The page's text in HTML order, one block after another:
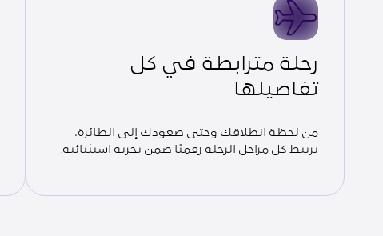
رحلة مترابطة في كل
تفاصيلها
من لحظة انطلاقك وحتى صعودك إلى الطائرة،
ترتبط كل مراحل الرحلة رقميًا ضمن تجربة استثنائية.